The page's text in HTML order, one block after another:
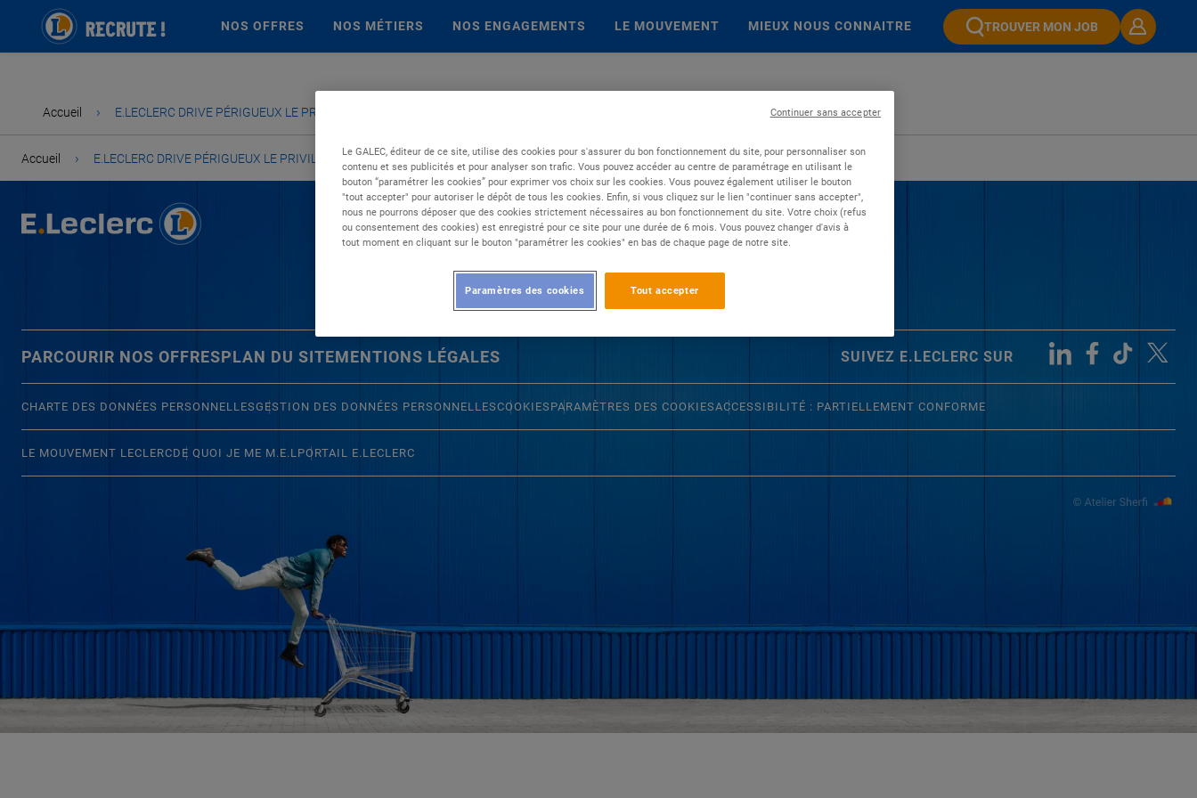
NOS OFFRES NOS MÉTIERS NOS ENGAGEMENTS LE MOUVEMENT MIEUX NOUS CONNAITRE TROUVER MON JOB
Accueil › E.LECLERC DRIVE PÉRIGUEUX LE PRIVILÈGE
Accueil › E.LECLERC DRIVE PÉRIGUEUX LE PRIVILÈGE
PARCOURIR NOS OFFRESPLAN DU SITEMENTIONS LÉGALES SUIVEZ E.LECLERC SUR
CHARTE DES DONNÉES PERSONNELLESGESTION DES DONNÉES PERSONNELLESCOOKIES PARAMÈTRES DES COOKIESACCESSIBILITÉ : PARTIELLEMENT CONFORME
LE MOUVEMENT LECLERCDE QUOI JE ME M.E.LPORTAIL E.LECLERC
Le GALEC, éditeur de ce site, utilise des cookies pour s'assurer du bon fonctionnement du site, pour personnaliser son
contenu et ses publicités et pour analyser son trafic. Vous pouvez accéder au centre de paramétrage en utilisant le
bouton “paramétrer les cookies” pour exprimer vos choix sur les cookies. Vous pouvez également utiliser le bouton
"tout accepter" pour autoriser le dépôt de tous les cookies. Enfin, si vous cliquez sur le lien "continuer sans accepter",
nous ne pourrons déposer que des cookies strictement nécessaires au bon fonctionnement du site. Votre choix (refus
ou consentement des cookies) est enregistré pour ce site pour une durée de 6 mois. Vous pouvez changer d'avis à
tout moment en cliquant sur le bouton "paramétrer les cookies" en bas de chaque page de notre site.
Tout accepter
Paramètres des cookies
Continuer sans accepter